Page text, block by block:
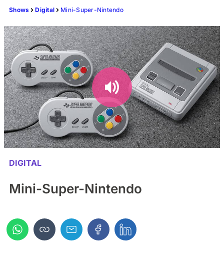
Shows Digital Mini-Super-Nintendo
DIGITAL
Mini-Super-Nintendo